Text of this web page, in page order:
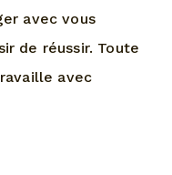
avec vous
de réussir. Toute
avec